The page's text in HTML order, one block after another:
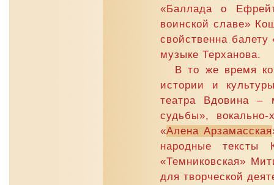
«Баллада о
воинской славе»
свойственна
музыке Терханова.
В то же время
истории и
театра Вдовина –
судьбы», вокально-
«Алена Арзамасская
народные тексты
«Темниковская»
для творческой